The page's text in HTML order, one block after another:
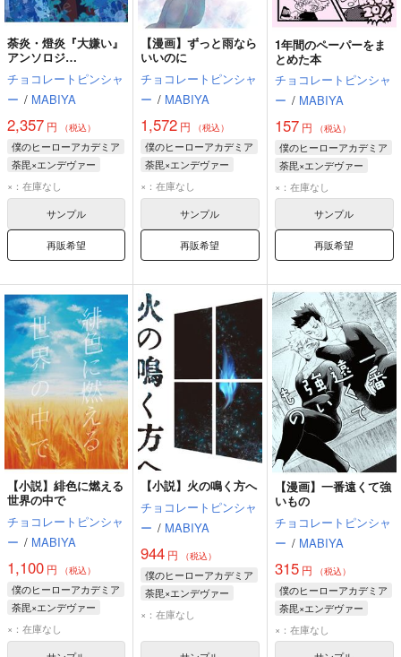
荼炎・燈炎『大嫌い』
アンソロジ
ー"Caleidoscopio"
チョコレートピンシャ
ー / MABIYA
2,357 円 （税込）
僕のヒーローアカデミア
荼毘×エンデヴァー
荼毘
エンデヴァー
×：在庫なし
サンプル
再販希望
【漫画】ずっと雨なら
いいのに
チョコレートピンシャ
ー / MABIYA
1,572 円 （税込）
僕のヒーローアカデミア
荼毘×エンデヴァー
荼毘
エンデヴァー
轟燈矢
×：在庫なし
サンプル
再販希望
1年間のペーパーをま
とめた本
チョコレートピンシャ
ー / MABIYA
157円 （税込）
僕のヒーローアカデミア
荼毘×エンデヴァー
荼毘
エンデヴァー
×：在庫なし
サンプル
再販希望
【小説】緋色に燃える
世界の中で
チョコレートピンシャ
ー / MABIYA
1,100 円 （税込）
僕のヒーローアカデミア
荼毘×エンデヴァー
荼毘
エンデヴァー
×：在庫なし
【小説】火の鳴く方へ
チョコレートピンシャ
ー / MABIYA
944 円 （税込）
僕のヒーローアカデミア
荼毘×エンデヴァー
荼毘
エンデヴァー
×：在庫なし
【漫画】一番遠くて強
いもの
チョコレートピンシャ
ー / MABIYA
315円 （税込）
僕のヒーローアカデミア
荼毘×エンデヴァー
荼毘
エンデヴァー
×：在庫なし